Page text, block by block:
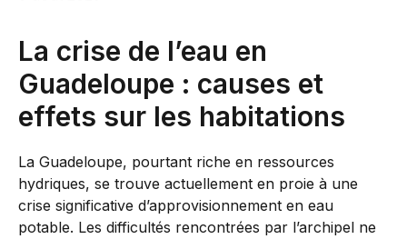
La crise de l’eau en
Guadeloupe : causes et
effets sur les habitations
La Guadeloupe, pourtant riche en ressources
hydriques, se trouve actuellement en proie à une
crise significative d’approvisionnement en eau
potable. Les difficultés rencontrées par l’archipel ne